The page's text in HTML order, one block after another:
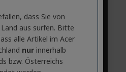
dass Sie von
aus surfen. Bitte
alle Artikel im Acer
nur innerhalb
bzw. Österreichs